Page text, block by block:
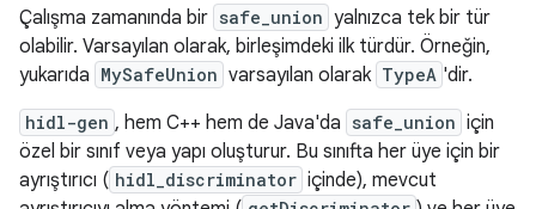
Çalışma zamanında bir safe_union yalnızca tek bir tür
olabilir. Varsayılan olarak, birleşimdeki ilk türdür. Örneğin,
yukarıda MySafeUnion varsayılan olarak TypeA 'dir.
hidl-gen , hem C++ hem de Java'da safe_union için
özel bir sınıf veya yapı oluşturur. Bu sınıfta her üye için bir
ayrıştırıcı ( hidl_discriminator içinde), mevcut